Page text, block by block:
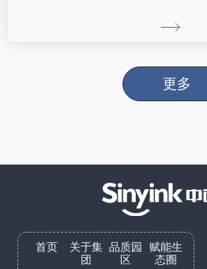
更多
首页
关于集
团
品质园
区
赋能生
态圈